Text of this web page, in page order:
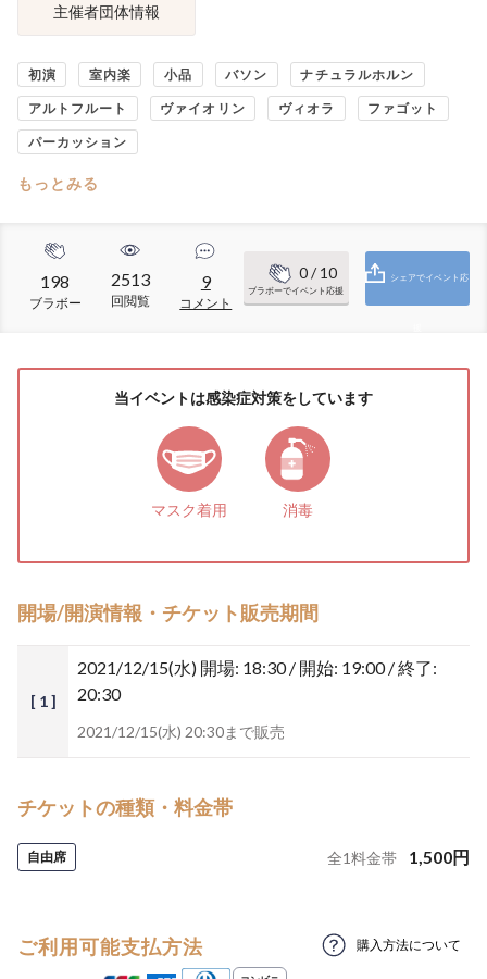
主催者団体情報
初演 室内楽 小品 バソン ナチュラルホルン
アルトフルート ヴァイオリン ヴィオラ ファゴット
パーカッション
もっとみる
198
ブラボー
2513
回閲覧
9
コメント
0/ 10
ブラボーでイベント応援
シェアでイベント応
当イベントは感染症対策をしています
マスク着用 消毒
開場/開演情報・チケット販売期間
[ 1 ]
2021/12/15(水) 開場: 18:30 / 開始: 19:00 / 終了:
20:30
2021/12/15(水) 20:30まで販売
チケットの種類・料金帯
自由席 全1料金帯 1,500円
ご利用可能支払方法 購入方法について